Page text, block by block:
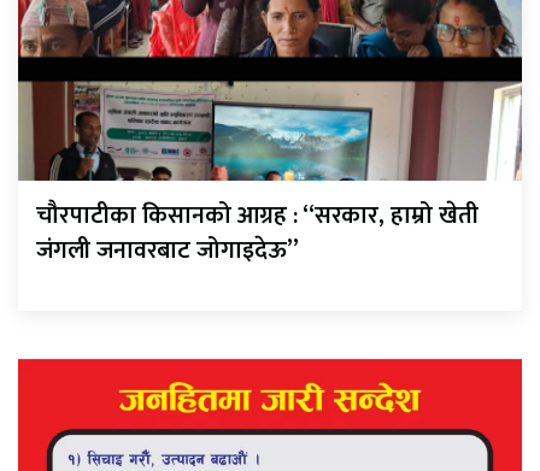
चौरपाटीका किसानको आग्रह : “सरकार, हाम्रो खेती
जंगली जनावरबाट जोगाइदेऊ”